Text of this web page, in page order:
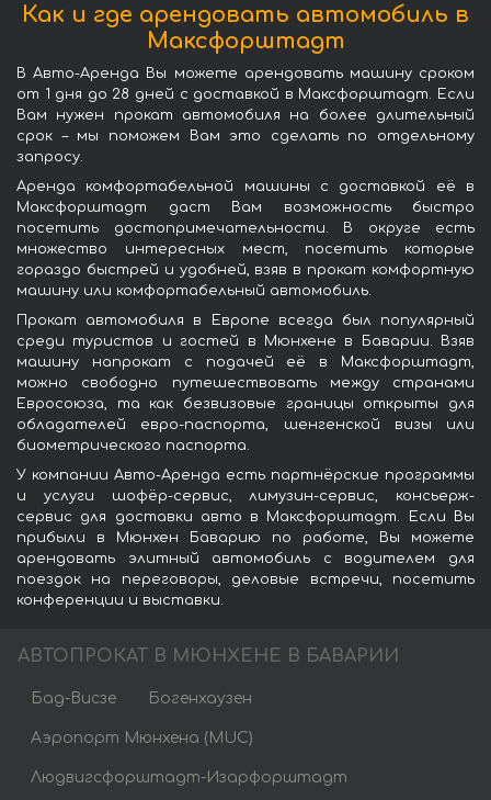
Как и где арендовать автомобиль в
Максфорштадт
В Авто-Аренда Вы можете арендовать машину сроком
от 1 дня до 28 дней с доставкой в Максфорштадт. Если
Вам нужен прокат автомобиля на более длительный
срок – мы поможем Вам это сделать по отдельному
запросу.
Аренда комфортабельной машины с доставкой её в
Максфорштадт даст Вам возможность быстро
посетить достопримечательности. В округе есть
множество интересных мест, посетить которые
гораздо быстрей и удобней, взяв в прокат комфортную
машину или комфортабельный автомобиль.
Прокат автомобиля в Европе всегда был популярный
среди туристов и гостей в Мюнхене в Баварии. Взяв
машину напрокат с подачей её в Максфорштадт,
можно свободно путешествовать между странами
Евросоюза, та как безвизовые границы открыты для
обладателей евро-паспорта, шенгенской визы или
биометрического паспорта.
У компании Авто-Аренда есть партнёрские программы
и услуги шофёр-сервис, лимузин-сервис, консьерж-
сервис для доставки авто в Максфорштадт. Если Вы
прибыли в Мюнхен Баварию по работе, Вы можете
арендовать элитный автомобиль с водителем для
поездок на переговоры, деловые встречи, посетить
конференции и выставки.
АВТОПРОКАТ В МЮНХЕНЕ В БАВАРИИ
Бад-Висзе Богенхаузен
Аэропорт Мюнхена (MUC)
Людвигсфорштадт-Изарфорштадт